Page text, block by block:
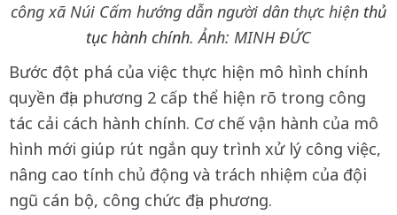
công xã Núi Cấm hướng dẫn người dân thực hiện thủ
tục hành chính. Ảnh: MINH ĐỨC
Bước đột phá của việc thực hiện mô hình chính
quyền địa phương 2 cấp thể hiện rõ trong công
tác cải cách hành chính. Cơ chế vận hành của mô
hình mới giúp rút ngắn quy trình xử lý công việc,
nâng cao tính chủ động và trách nhiệm của đội
ngũ cán bộ, công chức địa phương.